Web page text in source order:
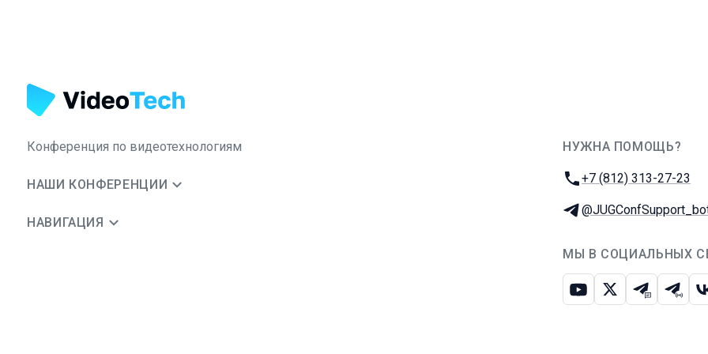
Конференция по видеотехнологиям
НАШИ КОНФЕРЕНЦИИ
НАВИГАЦИЯ
НУЖНА ПОМОЩЬ?
Телефон:
+7 (812) 313-27-23
Телеграм:
МЫ В СОЦИАЛЬНЫХ
ЮтубИкс Телеграм-